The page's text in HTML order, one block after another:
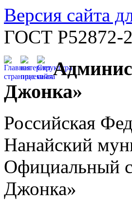
Версия сайта
ГОСТ Р52872-
Джонка»
Российская
Нанайский
Официальный
Джонка»